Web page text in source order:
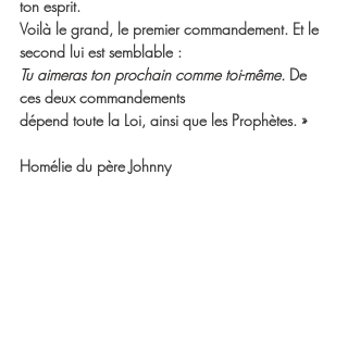
ton esprit.
Voilà le grand, le premier commandement. Et le
second lui est semblable :
Tu aimeras ton prochain comme toi-même. De
ces deux commandements
dépend toute la Loi, ainsi que les Prophètes. »
Homélie du père Johnny